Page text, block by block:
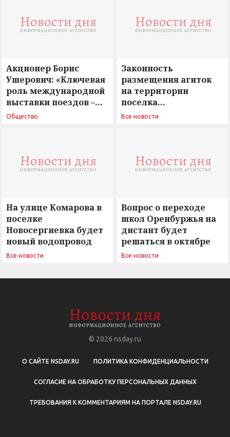
Акционер Борис
Ушерович: «Ключевая
роль международной
выставки поездов –
поиск ответов на
Общество
Законность
размещения агиток
на территории
поселка
Новосергиевка
Все новости
На улице Комарова в
поселке
Новосергиевка будет
новый водопровод
Все новости
Вопрос о переходе
школ Оренбуржья на
дистант будет
решаться в октябре
Все новости
© 2026 nsday.ru
О САЙТЕ NSDAY.RU ПОЛИТИКА КОНФИДЕНЦИАЛЬНОСТИ
СОГЛАСИЕ НА ОБРАБОТКУ ПЕРСОНАЛЬНЫХ ДАННЫХ
ТРЕБОВАНИЯ К КОММЕНТАРИЯМ НА ПОРТАЛЕ NSDAY.RU